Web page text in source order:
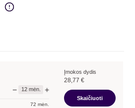
− 12mėn. +
72 mėn.
Įmokos dydis
28,77 €
Skaičiuoti